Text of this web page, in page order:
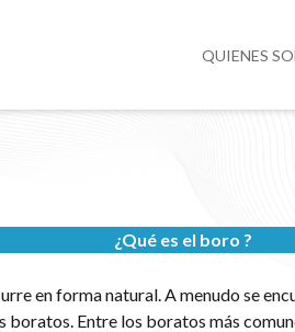
QUIENES
¿Qué es el boro ?
en forma natural. A menudo se
Entre los boratos más